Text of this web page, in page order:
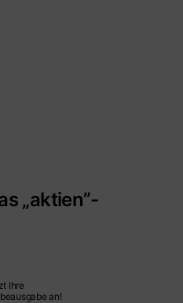
„aktien”-
Ihre
an!